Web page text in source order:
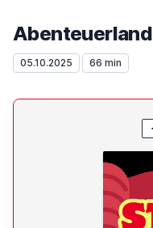
05.10.2025 66 min